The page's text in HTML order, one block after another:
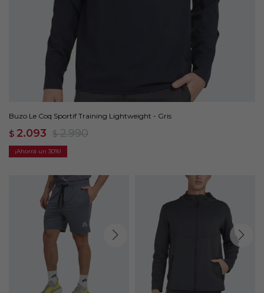
Buzo Le Coq Sportif Training Lightweight - Gris
$ 2.093 $ 2.990
30